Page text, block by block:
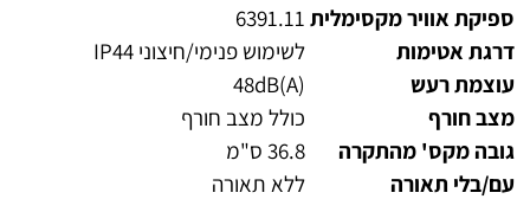
ספיקת אוויר מקסימלית 6391.11
דרגת אטימות
לשימוש פנימי/חיצוני IP44
עוצמת רעש
48dB(A)
מצב חורף
כולל מצב חורף
גובה מקס' מהתקרה
36.8 ס"מ
עם/בלי תאורה
ללא תאורה